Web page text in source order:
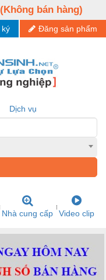
(Không bán hàng)
Đăng sản phẩm
Dịch vụ
Nhà cung cấp Video clip